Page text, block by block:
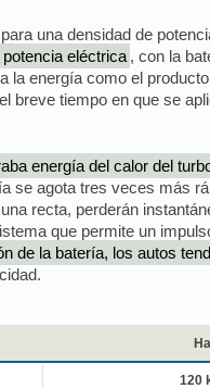
una densidad de
eléctrica , con la
la energía como el
breve tiempo en que se
energía del calor del
se agota tres veces más
recta, perderán
que permite un
de la batería, los autos
120